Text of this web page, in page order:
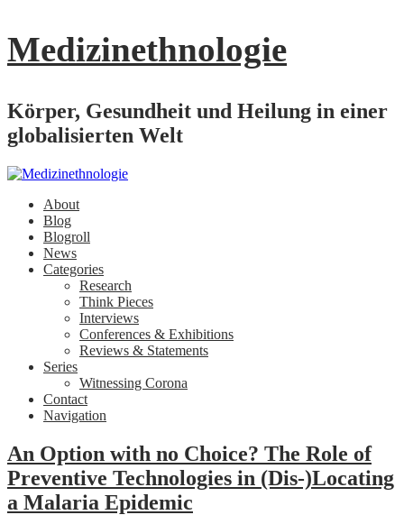
Medizinethnologie
Körper, Gesundheit und Heilung in einer
globalisierten Welt
About
Blog
Blogroll
News
Categories
Research
Think Pieces
Interviews
Conferences & Exhibitions
Reviews & Statements
Series
Witnessing Corona
Contact
Navigation
An Option with no Choice? The Role of
Preventive Technologies in (Dis-)Locating
a Malaria Epidemic